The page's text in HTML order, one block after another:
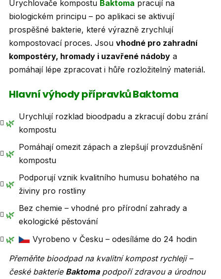
i
s
u
Urychlovače kompostu Baktoma pracují na
biologickém principu – po aplikaci se aktivují
prospěšné bakterie, které výrazně zrychlují
kompostovací proces. Jsou vhodné pro zahradní
kompostéry, hromady i uzavřené nádoby a
pomáhají lépe zpracovat i hůře rozložitelný materiál.
Hlavní výhody přípravků Baktoma
🌿
Urychlují rozklad bioodpadu a zkracují dobu zrání
kompostu
🌿
Pomáhají omezit zápach a zlepšují provzdušnění
kompostu
🌿
Podporují vznik kvalitního humusu bohatého na
živiny pro rostliny
🌿
Bez chemie – vhodné pro přírodní zahrady a
ekologické pěstování
🌿
Vyrobeno v Česku – odesíláme do 24 hodin
Přeměňte bioodpad na kvalitní kompost rychleji –
české bakterie Baktomapodpoří zdravou a úrodnou